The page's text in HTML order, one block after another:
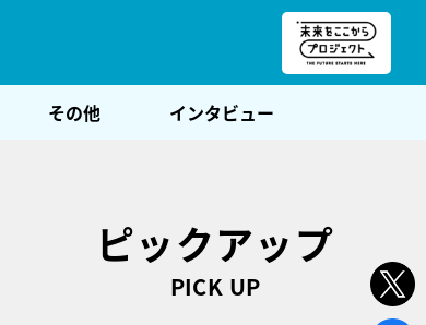
その他 インタビュー
ピックアップ
PICK UP